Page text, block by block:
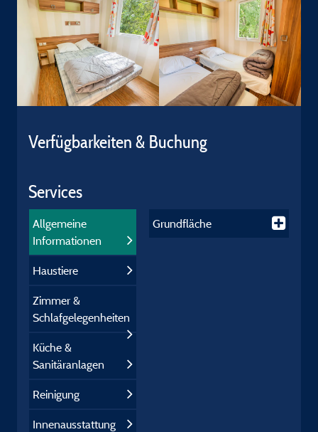
Verfügbarkeiten & Buchung
Services
Allgemeine
Informationen
Haustiere
Zimmer &
Schlafgelegenheiten
Küche &
Sanitäranlagen
Reinigung
Innenausstattung
Grundfläche